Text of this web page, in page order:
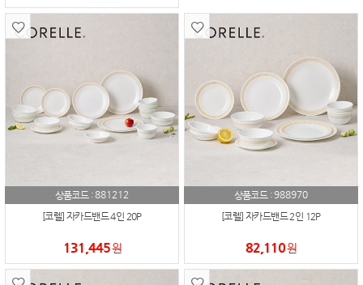
상품코드 :881212
[코렐] 자카드밴드 4인 20P
131,445원
상품코드 :988970
[코렐] 자카드밴드 2인 12P
82,110원